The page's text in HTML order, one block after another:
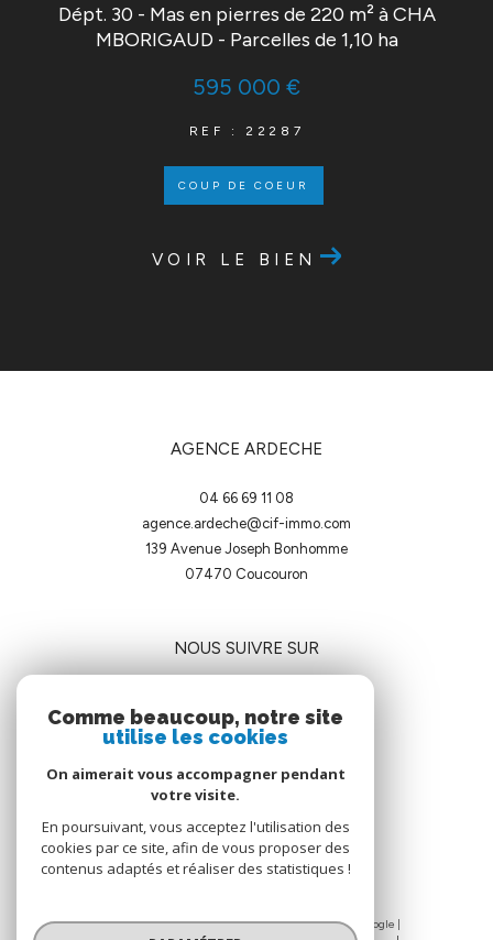
Dépt. 30 - Mas en pierres de 220 m² à CHA
MBORIGAUD - Parcelles de 1,10 ha
595 000 €
REF : 22287
COUP DE COEUR
VOIR LE BIEN
AGENCE ARDECHE
04 66 69 11 08
agence.ardeche@cif-immo.com
139 Avenue Joseph Bonhomme
07470
coucouron
NOUS SUIVRE SUR
© 2026 | Tous droits réservés | Traduction powered by Google |
Comme beaucoup, notre site
utilise les cookies
On aimerait vous accompagner pendant
votre visite.
En poursuivant, vous acceptez l'utilisation des
cookies par ce site, afin de vous proposer des
contenus adaptés et réaliser des statistiques !